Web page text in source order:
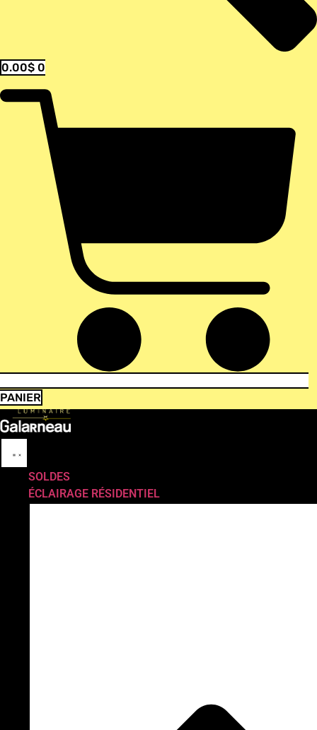
0.00$ 0
PANIER
SOLDES
ÉCLAIRAGE RÉSIDENTIEL